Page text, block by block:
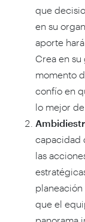
que
en su
aporte
Crea en su
momento
confío en
lo mejor de
capacidad
las
que el
panorama